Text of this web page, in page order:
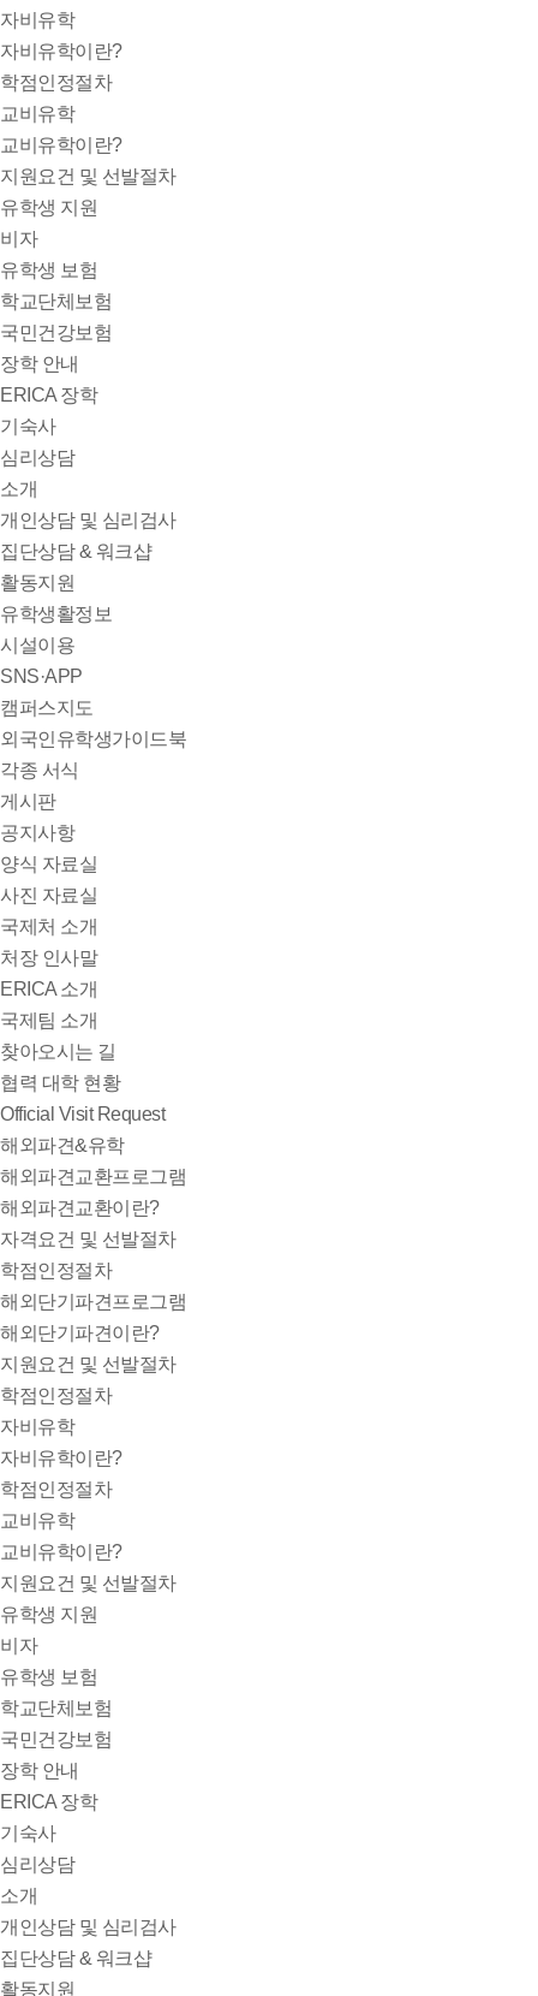
자비유학
자비유학이란?
학점인정절차
교비유학
교비유학이란?
지원요건 및 선발절차
유학생 지원
비자
유학생 보험
학교단체보험
국민건강보험
장학 안내
ERICA 장학
기숙사
심리상담
소개
개인상담 및 심리검사
집단상담 & 워크샵
활동지원
유학생활정보
시설이용
SNS·APP
캠퍼스지도
외국인유학생가이드북
각종 서식
게시판
공지사항
양식 자료실
사진 자료실
국제처 소개
처장 인사말
ERICA 소개
국제팀 소개
찾아오시는 길
협력 대학 현황
Official Visit Request
해외파견&유학
해외파견교환프로그램
해외파견교환이란?
자격요건 및 선발절차
학점인정절차
해외단기파견프로그램
해외단기파견이란?
지원요건 및 선발절차
학점인정절차
자비유학
자비유학이란?
학점인정절차
교비유학
교비유학이란?
지원요건 및 선발절차
유학생 지원
비자
유학생 보험
학교단체보험
국민건강보험
장학 안내
ERICA 장학
기숙사
심리상담
소개
개인상담 및 심리검사
집단상담 & 워크샵
활동지원